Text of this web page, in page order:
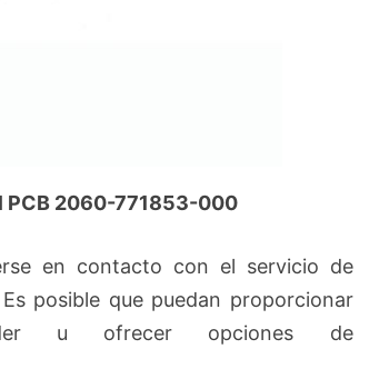
PCB 2060-771853-000
en contacto con el servicio de
posible que puedan proporcionar
u ofrecer opciones de